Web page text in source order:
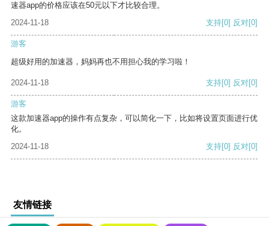
速器app的价格应该在50元以下才比较合理。
2024-11-18
支持[0] 反对[0]
游客
超级好用的加速器，妈妈再也不用担心我的学习啦！
2024-11-18 支持[0] 反对[0]
游客
这款加速器app的操作有点复杂，可以简化一下，比如将设置页面进行优
化。
2024-11-18
支持[0] 反对[0]
友情链接